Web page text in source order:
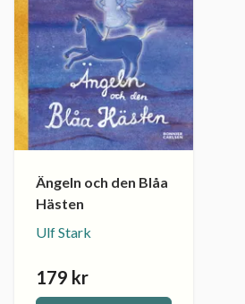
Ängeln och den Blåa
Hästen
Ulf Stark
179 kr